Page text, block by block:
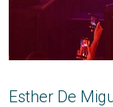
Esther De